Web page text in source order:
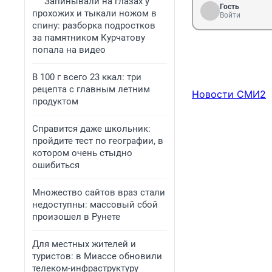
прохожих и тыкали ножом в
спину: разборка подростков
за памятником Курчатову
попала на видео
В 100 г всего 23 ккал: три
рецепта с главным летним
продуктом
Справится даже школьник:
пройдите тест по географии, в
котором очень стыдно
ошибиться
Множество сайтов враз стали
недоступны: массовый сбой
произошел в Рунете
Для местных жителей и
туристов: в Миассе обновили
телеком-инфраструктуру
Гость
Войти
Новости СМИ2